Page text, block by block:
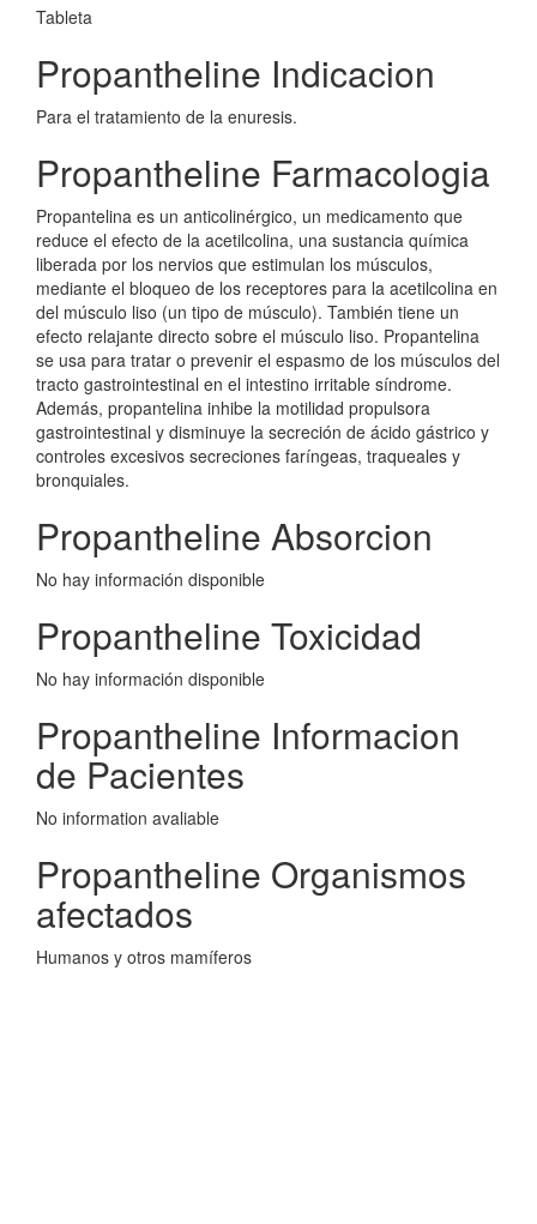
Tableta
Propantheline Indicacion
Para el tratamiento de la enuresis.
Propantheline Farmacologia
Propantelina es un anticolinérgico, un medicamento que
reduce el efecto de la acetilcolina, una sustancia química
liberada por los nervios que estimulan los músculos,
mediante el bloqueo de los receptores para la acetilcolina en
del músculo liso (un tipo de músculo). También tiene un
efecto relajante directo sobre el músculo liso. Propantelina
se usa para tratar o prevenir el espasmo de los músculos del
tracto gastrointestinal en el intestino irritable síndrome.
Además, propantelina inhibe la motilidad propulsora
gastrointestinal y disminuye la secreción de ácido gástrico y
controles excesivos secreciones faríngeas, traqueales y
bronquiales.
Propantheline Absorcion
No hay información disponible
Propantheline Toxicidad
No hay información disponible
Propantheline Informacion
de Pacientes
No information avaliable
Propantheline Organismos
afectados
Humanos y otros mamíferos